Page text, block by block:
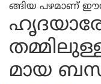
ങ്ങിയ പഴമാണ്
മായ